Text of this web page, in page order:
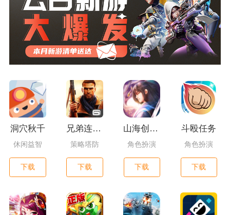
洞穴秋千
休闲益智
下载
兄弟连3：战争之子
策略塔防
下载
山海创世录一剑天逆
角色扮演
下载
斗殴任务
角色扮演
下载